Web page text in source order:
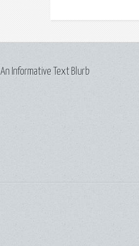
An Informative Text Blurb